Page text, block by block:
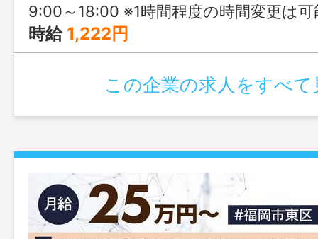
9:00～18:00 ※1時間程度の時間変更は可能ですので、お
時給 1,222円
この企業の求人をすべて